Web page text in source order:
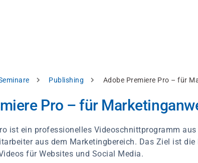
Publishing Adobe Premiere Pro – für
Pro – für
ist ein professionelles Videoschnittprogramm
aus dem Marketingbereich. Das Ziel ist
für Websites und Social Media.